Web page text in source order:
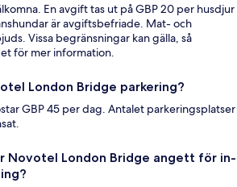
En avgift tas ut på GBP 20 per husdjur
är avgiftsbefriade. Mat- och
Vissa begränsningar kan gälla, så
för mer information.
London Bridge parkering?
GBP 45 per dag. Antalet parkeringsplatser
Novotel London Bridge angett för in-